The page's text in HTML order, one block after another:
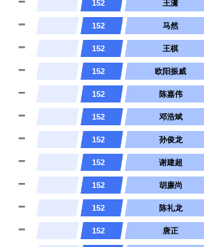
152 王潇
152 马然
152 王棋
152 欧阳振威
152 陈嘉伟
152 邓浩斌
152 孙俊龙
152 谢建超
152 胡廉尚
152 陈礼龙
152 唐正